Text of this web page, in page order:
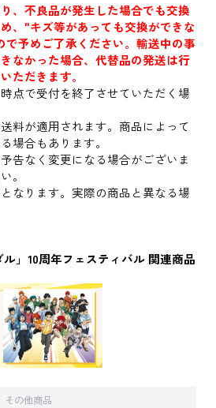
、不良品が発生した場合でも交換
、"キズ等があっても交換ができな
で予めご了承ください。輸送中の事
なかった場合、代替品の発送は行
ただきます。
点で受付を終了させていただく場
料が適用されます。商品によって
場合もあります。
告なく変更になる場合がございま
。
なります。実際の商品と異なる場
」10周年フェスティバル 関連商品
その他商品